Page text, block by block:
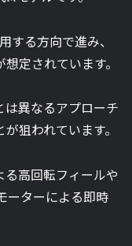
する方向で進み、
定されています。
は異なるアプローチ
狙われています。
る高回転フィールや
ーターによる即時